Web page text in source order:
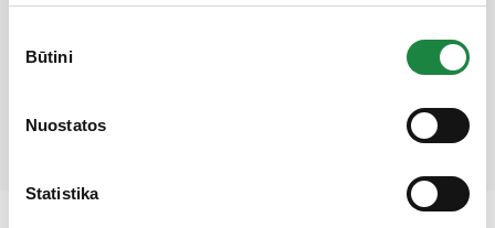
pasirinkimas
Būtini
Nuostatos
Statistika Gauk 10% nuolaidą!